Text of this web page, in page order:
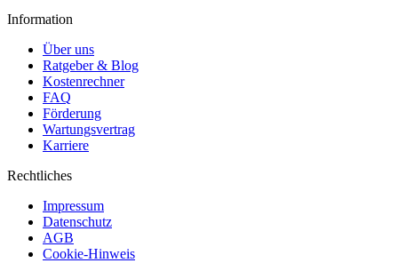
Information
Über uns
Ratgeber & Blog
Kostenrechner
FAQ
Förderung
Wartungsvertrag
Karriere
Rechtliches
Impressum
Datenschutz
AGB
Cookie-Hinweis